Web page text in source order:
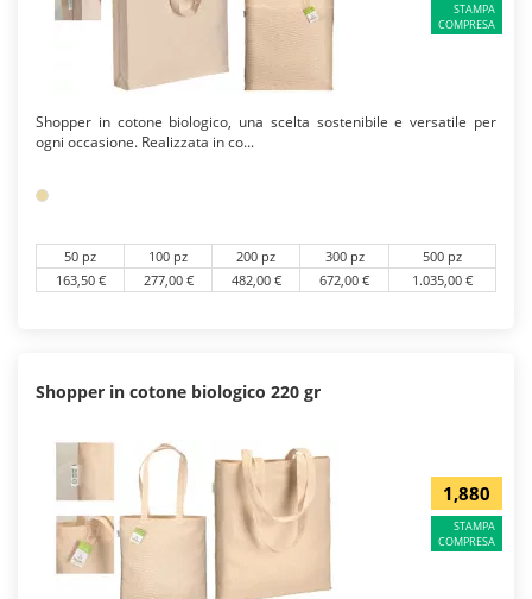
STAMPA
COMPRESA
Shopper in cotone biologico, una scelta sostenibile e versatile per
ogni occasione. Realizzata in co...
50 pz 100 pz 200 pz 300 pz
500 pz
163,50 €
277,00 € 482,00 € 672,00 € 1.035,00 €
Shopper in cotone biologico 220 gr
1,880
STAMPA
COMPRESA